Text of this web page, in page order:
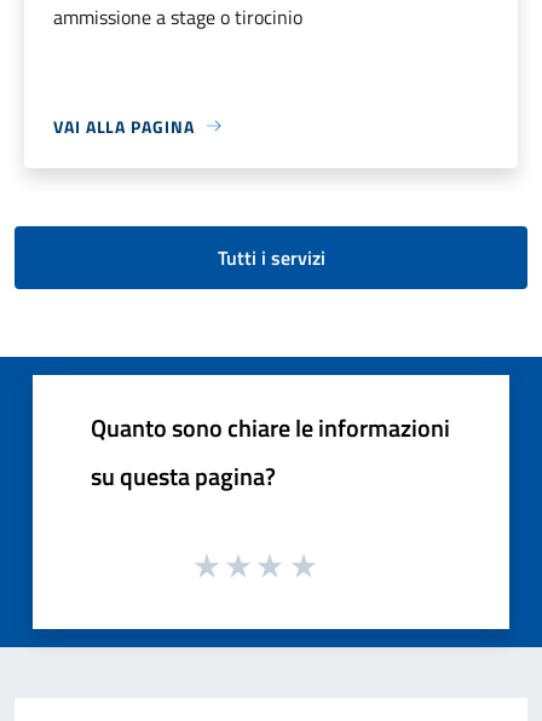
ammissione a stage o tirocinio
VAI ALLA PAGINA
Tutti i servizi
Quanto sono chiare le informazioni
su questa pagina?